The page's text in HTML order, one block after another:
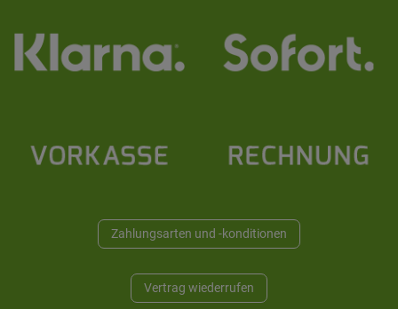
Zahlungsarten und -konditionen
Vertrag wiederrufen